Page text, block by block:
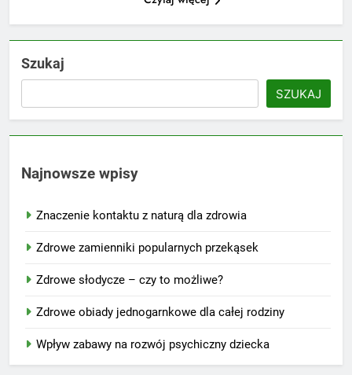
Szukaj
SZUKAJ
Najnowsze wpisy
Znaczenie kontaktu z naturą dla zdrowia
Zdrowe zamienniki popularnych przekąsek
Zdrowe słodycze – czy to możliwe?
Zdrowe obiady jednogarnkowe dla całej rodziny
Wpływ zabawy na rozwój psychiczny dziecka